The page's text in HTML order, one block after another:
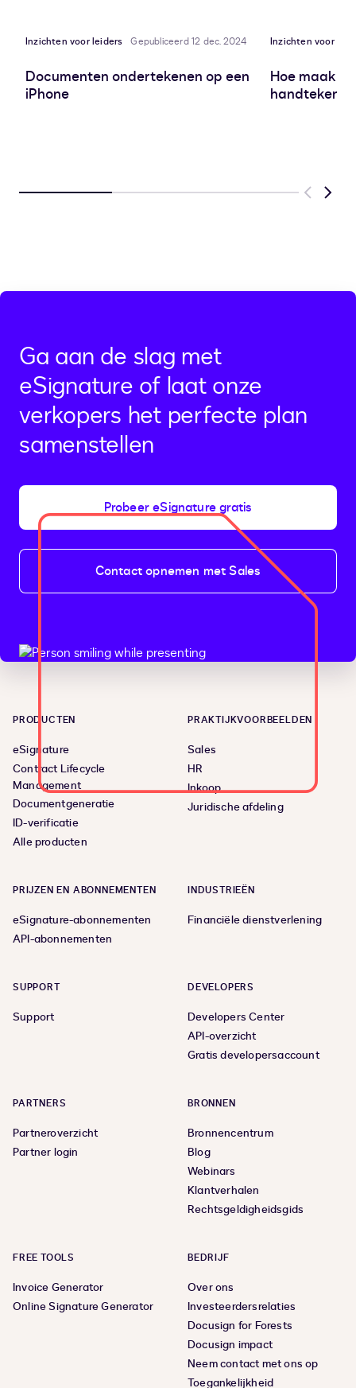
Inzichten voor leiders Gepubliceerd 12 dec. 2024
Documenten ondertekenen op een
iPhone
Inzichten voor
Hoe maak
Previous
Next
Ga aan de slag met
eSignature of laat onze
verkopers het perfecte plan
samenstellen
Probeer eSignature gratis
Contact opnemen met Sales
PRODUCTEN
eSignature
Contract Lifecycle
Management
Documentgeneratie
ID-verificatie
Alle producten
PRAKTIJKVOORBEELDEN
Sales
HR
Inkoop
Juridische afdeling
PRIJZEN EN ABONNEMENTEN
eSignature-abonnementen
API-abonnementen
INDUSTRIEËN
Financiële dienstverlening
SUPPORT
Support
DEVELOPERS
Developers Center
API-overzicht
Gratis developersaccount
PARTNERS
Partneroverzicht
Partner login
BRONNEN
Bronnencentrum
Blog
Webinars
Klantverhalen
Rechtsgeldigheidsgids
FREE TOOLS
Invoice Generator
Online Signature Generator
BEDRIJF
Over ons
Investeerdersrelaties
Docusign for Forests
Docusign impact
Neem contact met ons op
Toegankelijkheid